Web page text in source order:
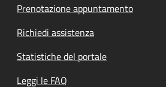
Prenotazione appuntamento
Richiedi assistenza
Statistiche del portale
Leggi le FAQ